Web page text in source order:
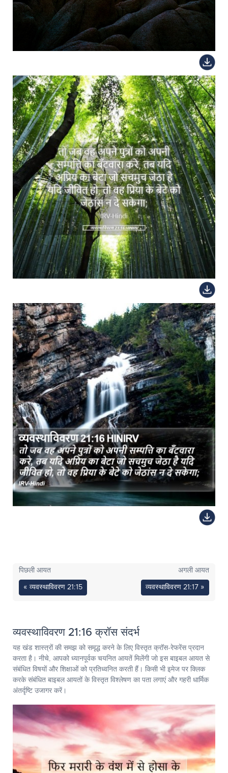
पिछली आयत
« व्यवस्थाविवरण 21:15
अगली आयत
व्यवस्थाविवरण 21:17 »
व्यवस्थाविवरण 21:16 क्रॉस संदर्भ
यह खंड शास्त्रों की समझ को समृद्ध करने के लिए विस्तृत क्रॉस-रेफरेंस प्रदान
करता है। नीचे, आपको ध्यानपूर्वक चयनित आयतें मिलेंगी जो इस बाइबल आयत से
संबंधित विषयों और शिक्षाओं को प्रतिध्वनित करती हैं। किसी भी इमेज पर क्लिक
करके संबंधित बाइबल आयतों के विस्तृत विश्लेषण का पता लगाएं और गहरी धार्मिक
अंतर्दृष्टि उजागर करें।